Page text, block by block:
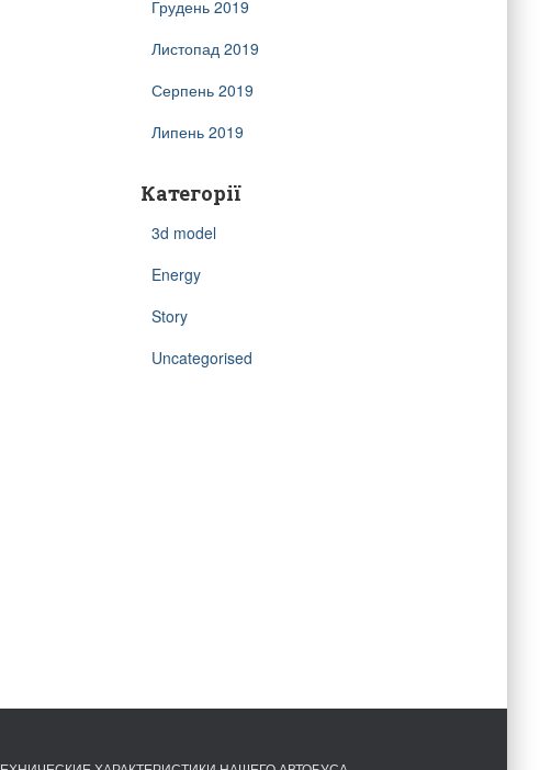
Грудень 2019
Листопад 2019
Серпень 2019
Липень 2019
Категорії
3d model
Energy
Story
Uncategorised